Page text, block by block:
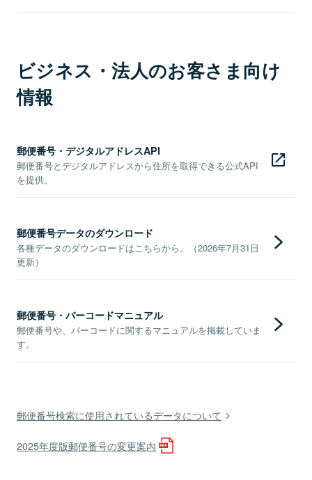
ビジネス・法人のお客さま向け
情報
郵便番号・デジタルアドレスAPI
郵便番号とデジタルアドレスから住所を取得できる公式API
を提供。
郵便番号データのダウンロード
各種データのダウンロードはこちらから。（2026年7月31日
更新）
郵便番号・バーコードマニュアル
郵便番号や、バーコードに関するマニュアルを掲載していま
す。
郵便番号検索に使用されているデータについて
2025年度版郵便番号の変更案内